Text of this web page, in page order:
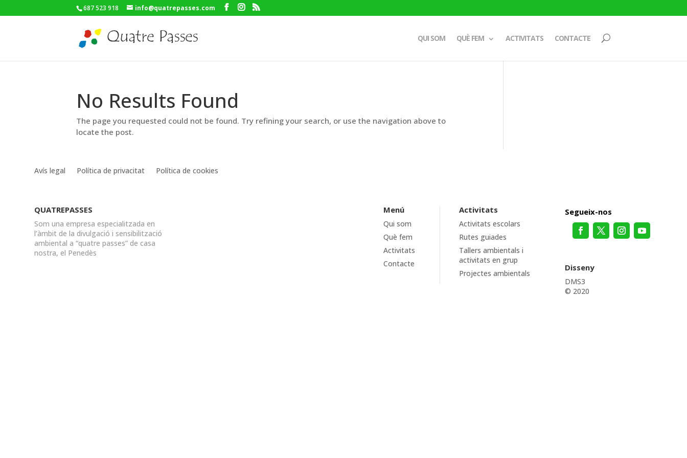
687 523 918 info@quatrepasses.com
QUI SOM QUÈ FEM ACTIVITATS CONTACTE
No Results Found
The page you requested could not be found. Try refining your search, or use the navigation above to
locate the post.
Avís legal Política de privacitat Política de cookies
QUATREPASSES
Som una empresa especialitzada en
l’àmbit de la divulgació i sensibilització
ambiental a “quatre passes” de casa
nostra, el Penedès
Menú
Qui som
Què fem
Activitats
Contacte
Activitats
Activitats escolars
Rutes guiades
Tallers ambientals i
activitats en grup
Projectes ambientals
Segueix-nos
Disseny
DMS3
© 2020